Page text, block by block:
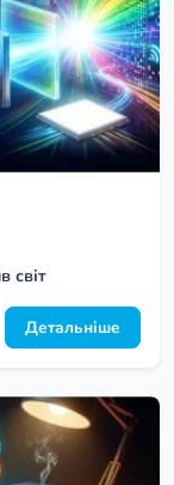
світ
Детальніше